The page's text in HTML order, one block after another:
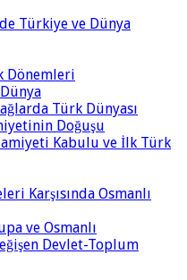
Türkiye ve Dünya
Dönemleri
Türk Dünyası
Doğuşu
Kabulu ve İlk Türk
Karşısında Osmanlı
ve Osmanlı
Devlet-Toplum